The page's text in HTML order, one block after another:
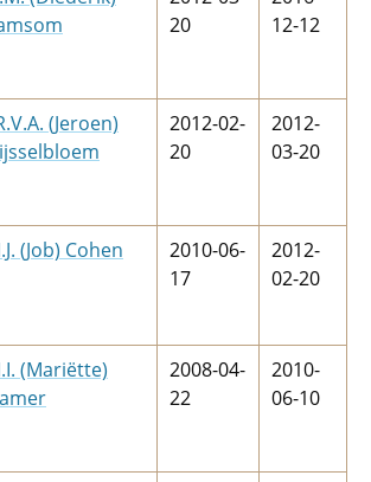
20
12-12
(Jeroen)
2012-02-
20
2012-
03-20
(Job) Cohen
2010-06-
17
2012-
02-20
(Mariëtte)
2008-04-
22
2010-
06-10